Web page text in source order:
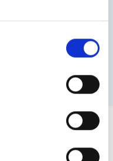
- Schronisko